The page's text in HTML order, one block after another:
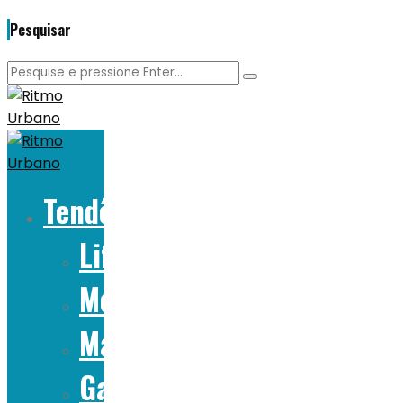
Pesquisar
Tendências
Lifestyle
Moda
Marcas
Gadgets